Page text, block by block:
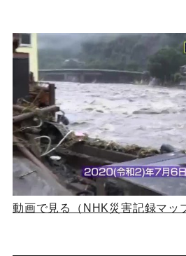
動画で見る（NHK災害記録マッ